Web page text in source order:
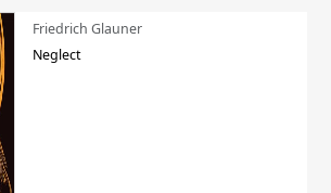
Friedrich Glauner
Neglect